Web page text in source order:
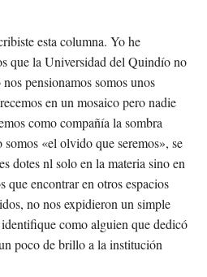
esta columna. Yo he
que la Universidad del Quindío no
pensionamos somos unos
en un mosaico pero nadie
como compañía la sombra
«el olvido que seremos», se
dotes nl solo en la materia sino en
que encontrar en otros espacios
no nos expidieron un simple
como alguien que dedicó
poco de brillo a la institución